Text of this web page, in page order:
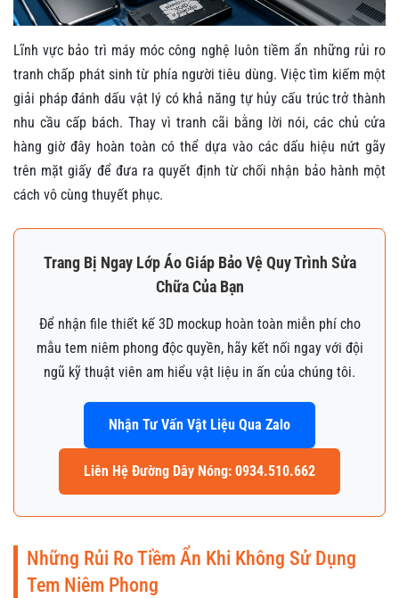
Lĩnh vực bảo trì máy móc công nghệ luôn tiềm ẩn những rủi ro
tranh chấp phát sinh từ phía người tiêu dùng. Việc tìm kiếm một
giải pháp đánh dấu vật lý có khả năng tự hủy cấu trúc trở thành
nhu cầu cấp bách. Thay vì tranh cãi bằng lời nói, các chủ cửa
hàng giờ đây hoàn toàn có thể dựa vào các dấu hiệu nứt gãy
trên mặt giấy để đưa ra quyết định từ chối nhận bảo hành một
cách vô cùng thuyết phục.
Trang Bị Ngay Lớp Áo Giáp Bảo Vệ Quy Trình Sửa
Chữa Của Bạn
Để nhận file thiết kế 3D mockup hoàn toàn miễn phí cho
mẫu tem niêm phong độc quyền, hãy kết nối ngay với đội
ngũ kỹ thuật viên am hiểu vật liệu in ấn của chúng tôi.
Nhận Tư Vấn Vật Liệu Qua Zalo
Liên Hệ Đường Dây Nóng: 0934.510.662
Những Rủi Ro Tiềm Ẩn Khi Không Sử Dụng
Tem Niêm Phong